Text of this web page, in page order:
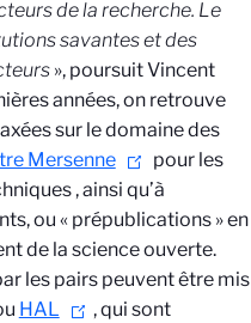
de la recherche. Le
savantes et des
», poursuit Vincent
années, on retrouve
sur le domaine des
Mersenne
pour les
, ainsi qu’à
ou « prépublications » en
de la science ouverte.
les pairs peuvent être mis
HAL
, qui sont